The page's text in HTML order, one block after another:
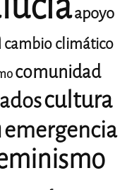
apoyo
cambio climático
comunidad
cultura
emergencia